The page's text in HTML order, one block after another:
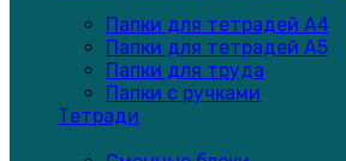
Папки для тетрадей А4
Папки для тетрадей А5
Папки для труда
Папки с ручками
Тетради